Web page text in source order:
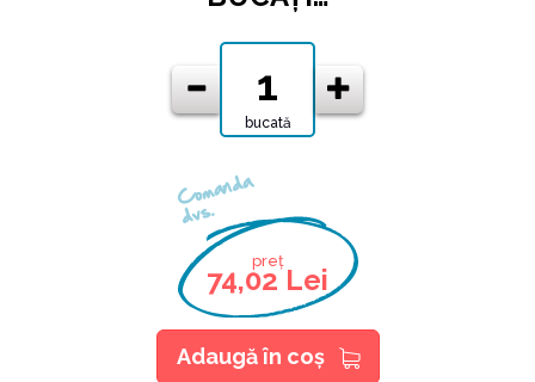
bucată
Comanda
dvs.
preț
74,02 Lei
Adaugă în coş